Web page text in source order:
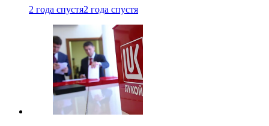
2 года спустя2 года спустя